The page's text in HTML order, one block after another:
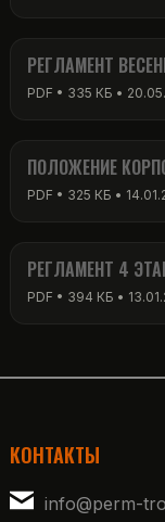
РЕГЛАМЕНТ
PDF • 335 КБ •
ПОЛОЖЕНИЕ
PDF • 325 КБ •
РЕГЛАМЕНТ 4
PDF • 394 КБ •
КОНТАКТЫ
info@perm-